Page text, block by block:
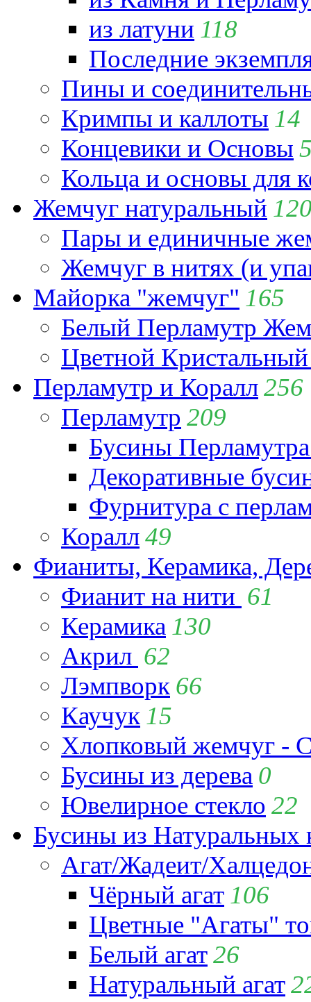
из латуни 118
Последние
Пины и
Кримпы и каллоты 14
Концевики и Основы
Кольца и основы для
Жемчуг натуральный
Пары и единичные
Жемчуг в нитях (и
Майорка "жемчуг" 165
Белый Перламутр
Цветной
Перламутр и Коралл256
Перламутр 209
Бусины
Декоративные
Фурнитура с
Коралл49
Фианиты, Керамика,
Фианит на нити 61
Керамика 130
Акрил 62
Лэмпворк 66
Каучук 15
Хлопковый жемчуг -
Бусины из дерева 0
Ювелирное стекло 22
Бусины из Натуральных
Агат/Жадеит/
Чёрный агат 106
Цветные "Агаты"
Белый агат26
Натуральный агат